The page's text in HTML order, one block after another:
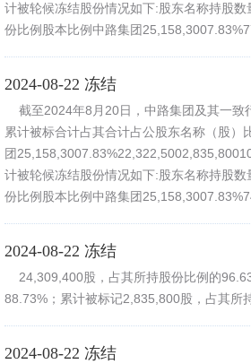
计被轮候冻结股份情况如下:股东名称持股
份比例股本比例中路集团
2024-08-22 冻结
截至2024年8月20日，中路集团及其一致
累计被标合计占其合计占公股东名称（股
团
计被轮候冻结股份情况如下:股东名称持股
份比例股本比例中路集团
2024-08-22 冻结
24,309,400股，占其所持股份比例的
88.73%；累计被标记2,835,800股，占其所
2024-08-22 冻结